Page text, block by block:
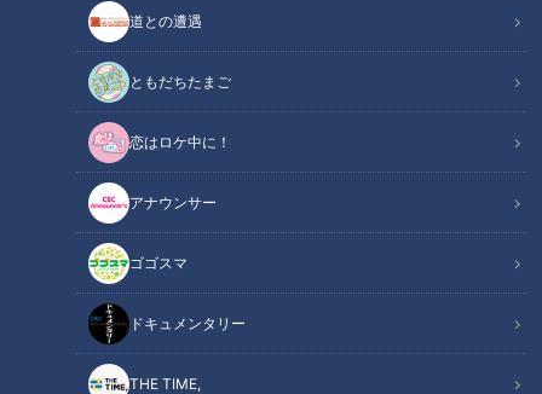
道との遭遇
ともだちたまご
恋はロケ中に！
アナウンサー
ゴゴスマ
ドキュメンタリー
THE TIME,
CBCテレビ野球中継「燃えよドラゴンズ」(C)燃えドラch
この記事の画像（全11枚）